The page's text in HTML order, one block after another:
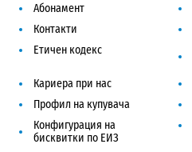
Абонамент
Контакти
Етичен кодекс
Кариера при нас
Профил на купувача
Конфигурация на
бисквитки по ЕИЗ